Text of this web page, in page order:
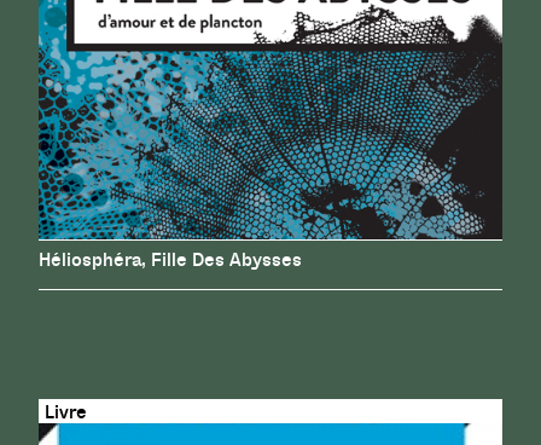
Héliosphéra, Fille Des Abysses